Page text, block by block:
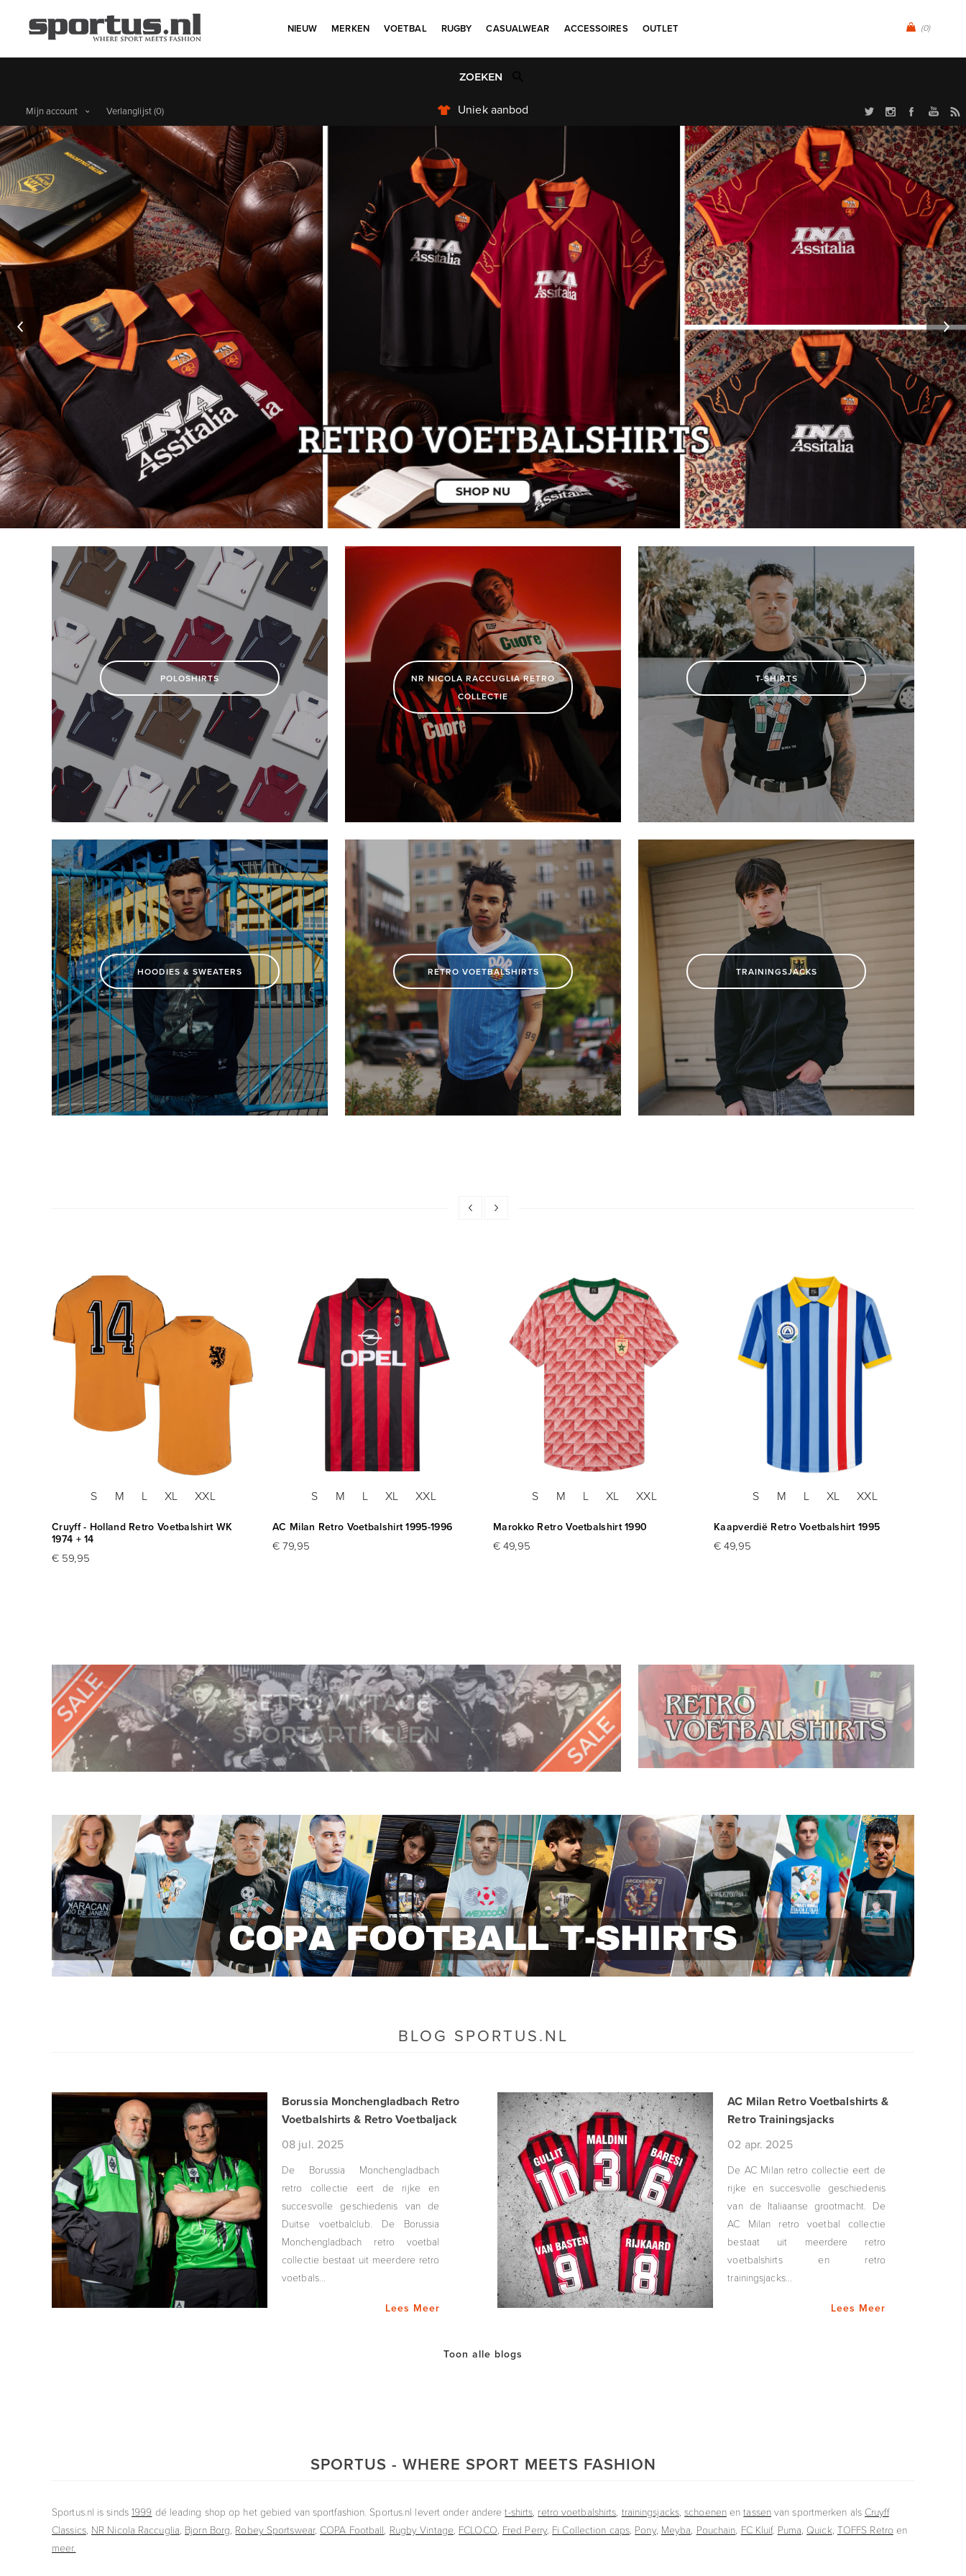
(0)
NIEUW MERKEN VOETBAL RUGBY CASUALWEAR ACCESSOIRES OUTLET
Niet goed? Geld terug
Mijn account Verlanglijst(0)
POLOSHIRTS
NR NICOLA RACCUGLIA RETRO
COLLECTIE
T-SHIRTS
HOODIES & SWEATERS RETRO VOETBALSHIRTS TRAININGSJACKS
S M L XL XXL
Cruyff - Holland Retro Voetbalshirt WK
1974 + 14
€ 59,95
S M L XL XXL
AC Milan Retro Voetbalshirt 1995-1996
€ 79,95
S M L XL XXL
Marokko Retro Voetbalshirt 1990
€ 49,95
S M L XL XXL
Kaapverdië Retro Voetbalshirt 1995
€ 49,95
BLOG SPORTUS.NL
Borussia Monchengladbach Retro
Voetbalshirts & Retro Voetbaljack
08 jul. 2025
De Borussia Monchengladbach
retro collectie eert de rijke en
succesvolle geschiedenis van de
Duitse voetbalclub. De Borussia
Monchengladbach retro voetbal
collectie bestaat uit meerdere retro
voetbals...
Lees Meer
AC Milan Retro Voetbalshirts &
Retro Trainingsjacks
02 apr. 2025
De AC Milan retro collectie eert de
rijke en succesvolle geschiedenis
van de Italiaanse grootmacht. De
AC Milan retro voetbal collectie
bestaat uit meerdere retro
voetbalshirts en retro
trainingsjacks...
Lees Meer
Toon alle blogs
SPORTUS - WHERE SPORT MEETS FASHION
Sportus.nl is sinds 1999 dé leading shop op het gebied van sportfashion. Sportus.nl levert onder anderet-shirts retro voetbalshirts trainingsjacks,schoenenentassenvan sportmerken als Cruyff
Classics, NR Nicola Raccuglia Bjorn Borg Robey Sportswear, COPA Football Rugby Vintage FCLOCO Fred Perry, Fi Collection caps Pony, Meyba Pouchain FC Kluif, Puma Quick, TOFFS Retro en
meer.